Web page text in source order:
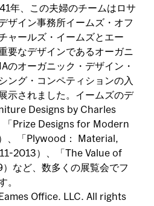
年、この夫婦のチームはロサ
ザイン事務所イームズ・オフ
ャールズ・イームズとエー
要なデザインであるオーガニ
のオーガニック・デザイン・
ング・コンペティションの入
示されました。イームズのデ
Designs by Charles
「Prize Designs for Modern
、「Plywood： Material,
2013）、「The Value of
など、数多くの展覧会でフ
。
Office. LLC. All rights